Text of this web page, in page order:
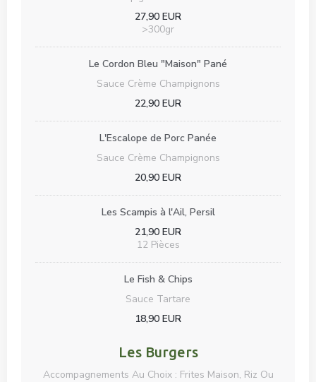
27,90 EUR
>300gr
Le Cordon Bleu "Maison" Pané
Sauce Crème Champignons
22,90 EUR
L'Escalope de Porc Panée
Sauce Crème Champignons
20,90 EUR
Les Scampis à l'Ail, Persil
21,90 EUR
12 Pièces
Le Fish & Chips
Sauce Tartare
18,90 EUR
Les Burgers
Accompagnements Au Choix : Frites Maison, Riz Ou